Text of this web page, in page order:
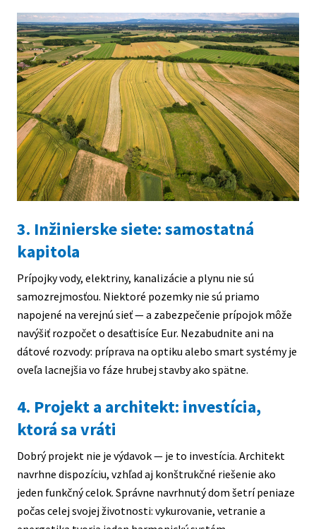
3. Inžinierske siete: samostatná
kapitola
Prípojky vody, elektriny, kanalizácie a plynu nie sú
samozrejmosťou. Niektoré pozemky nie sú priamo
napojené na verejnú sieť — a zabezpečenie prípojok môže
navýšiť rozpočet o desaťtisíce Eur. Nezabudnite ani na
dátové rozvody: príprava na optiku alebo smart systémy je
oveľa lacnejšia vo fáze hrubej stavby ako spätne.
4. Projekt a architekt: investícia,
ktorá sa vráti
Dobrý projekt nie je výdavok — je to investícia. Architekt
navrhne dispozíciu, vzhľad aj konštrukčné riešenie ako
jeden funkčný celok. Správne navrhnutý dom šetrí peniaze
počas celej svojej životnosti: vykurovanie, vetranie a